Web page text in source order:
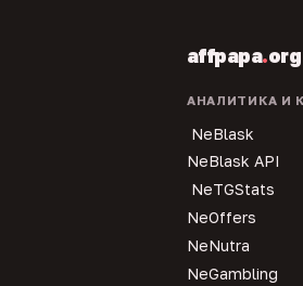
affpapa.org
АНАЛИТИКА И
NeBlask
NeBlask API
NeTGStats
NeOffers
NeNutra
NeGambling